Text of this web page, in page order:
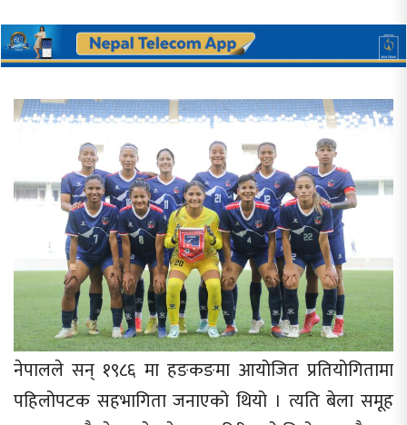
नेपालले सन् १९८६ मा हङकङमा आयोजित प्रतियोगितामा
पहिलोपटक सहभागिता जनाएको थियो । त्यति बेला समूह